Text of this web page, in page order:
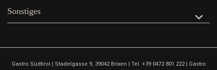
Sonstiges
Gastro Südtirol | Stadelgasse 9, 39042 Brixen | Tel. +39 0472 801 222 | Gastro